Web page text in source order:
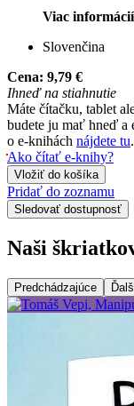
Viac
Slovenčina
Cena: 9,79 €
Ihneď na stiahnutie
Máte čítačku, tablet
budete ju mať hneď a
o e-knihách nájdete tu.
Ako čítať e-knihy?
Vložiť do košíka
Pridať do zoznamu
Sledovať dostupnosť
Naši
Predchádzajúce